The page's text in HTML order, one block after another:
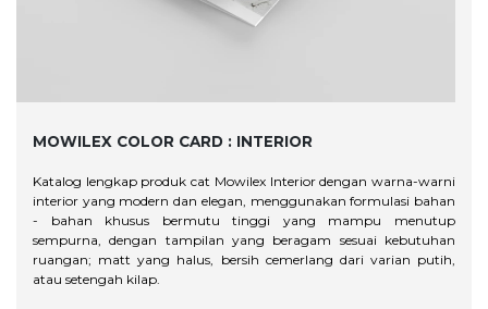
MOWILEX COLOR CARD : INTERIOR
Katalog lengkap produk cat Mowilex Interior dengan warna-warni
interior yang modern dan elegan, menggunakan formulasi bahan
- bahan khusus bermutu tinggi yang mampu menutup
sempurna, dengan tampilan yang beragam sesuai kebutuhan
ruangan; matt yang halus, bersih cemerlang dari varian putih,
atau setengah kilap.